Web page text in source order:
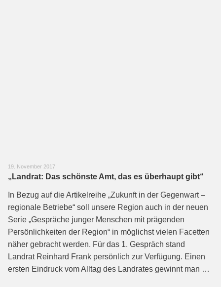
19. November 2017
„Landrat: Das schönste Amt, das es überhaupt gibt“
In Bezug auf die Artikelreihe „Zukunft in der Gegenwart –
regionale Betriebe“ soll unsere Region auch in der neuen
Serie „Gespräche junger Menschen mit prägenden
Persönlichkeiten der Region“ in möglichst vielen Facetten
näher gebracht werden. Für das 1. Gespräch stand
Landrat Reinhard Frank persönlich zur Verfügung. Einen
ersten Eindruck vom Alltag des Landrates gewinnt man …